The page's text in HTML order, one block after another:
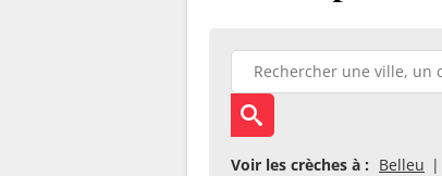
Voir les crèches à : Belleu